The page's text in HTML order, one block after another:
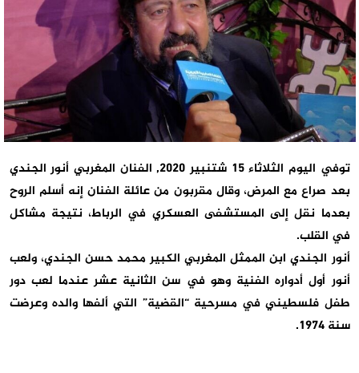
توفي اليوم الثلاثاء 15 شتنبير 2020, الفنان المغربي أنور الجندي
بعد صراع مع المرض، وقال مقربون من عائلة الفنان إنه أسلم الروح
بعدما نقل إلى المستشفى العسكري في الرباط، نتيجة مشاكل
في القلب.
أنور الجندي ابن الممثل المغربي الكبير محمد حسن الجندي، ولعب
أنور أول أدواره الفنية وهو في سن الثانية عشر عندما لعب دور
طفل فلسطيني في مسرحية “القضية” التي ألفها والده وعرضت
سنة 1974.